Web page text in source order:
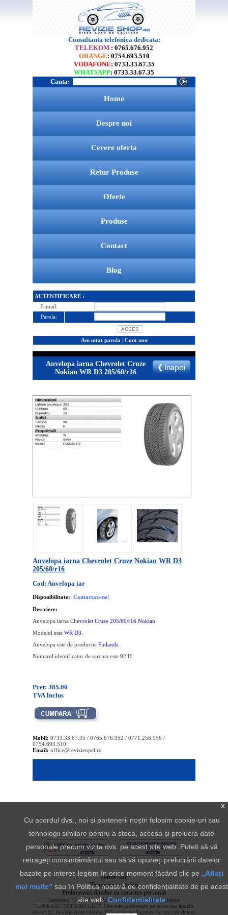
Consultanta telefonica dedicata:
TELEKOM : 0765.676.952
ORANGE: 0754.693.510
VODAFONE: 0733.33.67.35
WHATSAPP: 0733.33.67.35
Cauta:
Home
Despre noi
Cerere oferta
Retur Produse
Oferte
Produse
Contact
Blog
AUTENTIFICARE :
E-mail:
Parola:
Am uitat parola | Cont nou
Anvelopa iarna Chevrolet Cruze
Nokian WR D3 205/60/r16
Anvelopa iarna Chevrolet Cruze Nokian WR D3
205/60/r16
Cod: Anvelopa iar
Disponibilitate: Contactati-ne!
Descriere:
Anvelopa iarna Chevrolet Cruze 205/60/r16 Nokian
Modelul este WR D3
Anvelopa este de productie Finlanda
Numarul identificator de sarcina este 92 H
Pret: 385.00
TVA Inclus
Mobil: 0733.33.67.35 / 0765.676.952 / 0771.256.956 /
0754.693.510
Email: office@revizieopel.ro
Harta Site
Termeni si conditii
Prelucrarea datelor cu caracter personal
Termenul "OPEL" si sigla aferenta sunt marci inregistrate
"GENERAL MOTORS LLC". Ofertele prezentate pe acest site apartin
direct SC Revizie Auto Online SRL si nu au legatura cu nici un dealer
x
Cu acordul dvs., noi și partenerii noștri folosim cookie-uri sau
tehnologii similare pentru a stoca, accesa și prelucra date
personale precum vizita dvs. pe acest site web. Puteți să vă
retrageți consimțământul sau să vă opuneți prelucrării datelor
bazate pe interes legitim în orice moment făcând clic pe „Aflați
mai multe” sau în Politica noastră de confidențialitate de pe acest
site web.Confidentialitate